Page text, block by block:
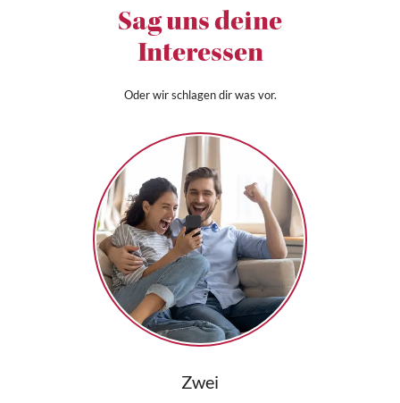
Sag uns deine
Interessen
Oder wir schlagen dir was vor.
Zwei